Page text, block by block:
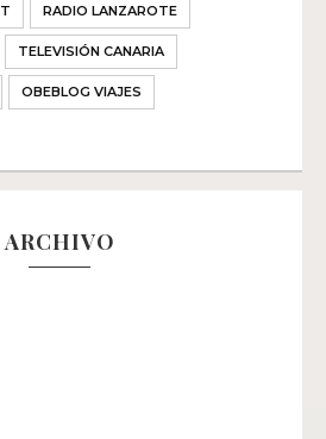
RADIO LANZAROTE
TELEVISIÓN CANARIA
OBEBLOG VIAJES
ARCHIVO